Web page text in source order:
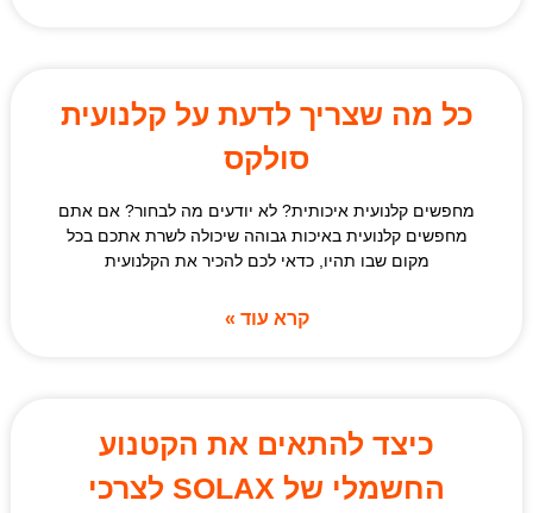
כל מה שצריך לדעת על קלנועית
סולקס
מחפשים קלנועית איכותית? לא יודעים מה לבחור? אם אתם
מחפשים קלנועית באיכות גבוהה שיכולה לשרת אתכם בכל
מקום שבו תהיו, כדאי לכם להכיר את הקלנועית
קרא עוד »
כיצד להתאים את הקטנוע
החשמלי של SOLAX לצרכי